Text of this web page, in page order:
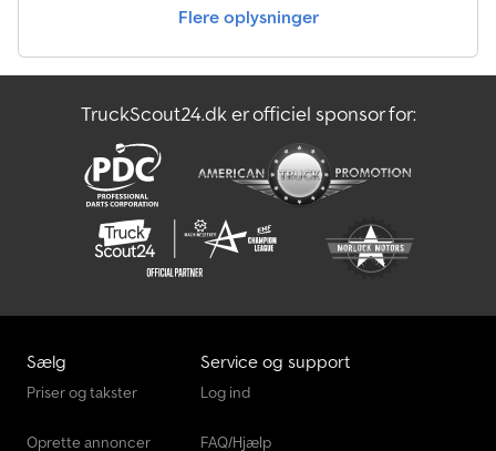
Flere oplysninger
TruckScout24.dk er officiel sponsor for:
Sælg
Priser og takster
Oprette annoncer
Service og support
Log ind
FAQ/Hjælp